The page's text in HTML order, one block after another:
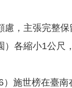
，主張完整
各縮小1公尺
施世榜在臺南